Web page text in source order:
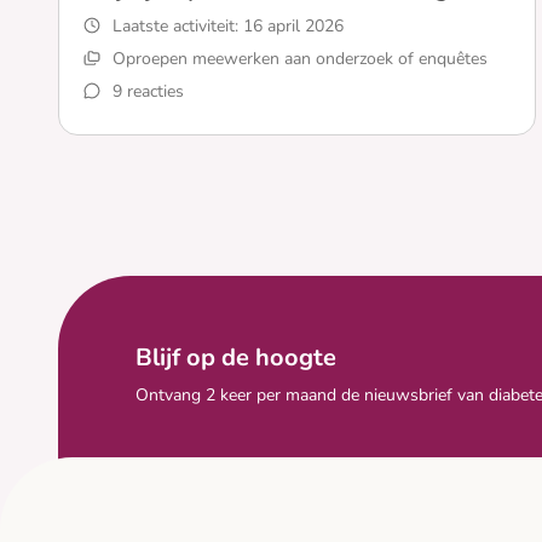
Laatste activiteit: 16 april 2026
Oproepen meewerken aan onderzoek of enquêtes
9 reacties
Blijf op de hoogte
Ontvang 2 keer per maand de nieuwsbrief van